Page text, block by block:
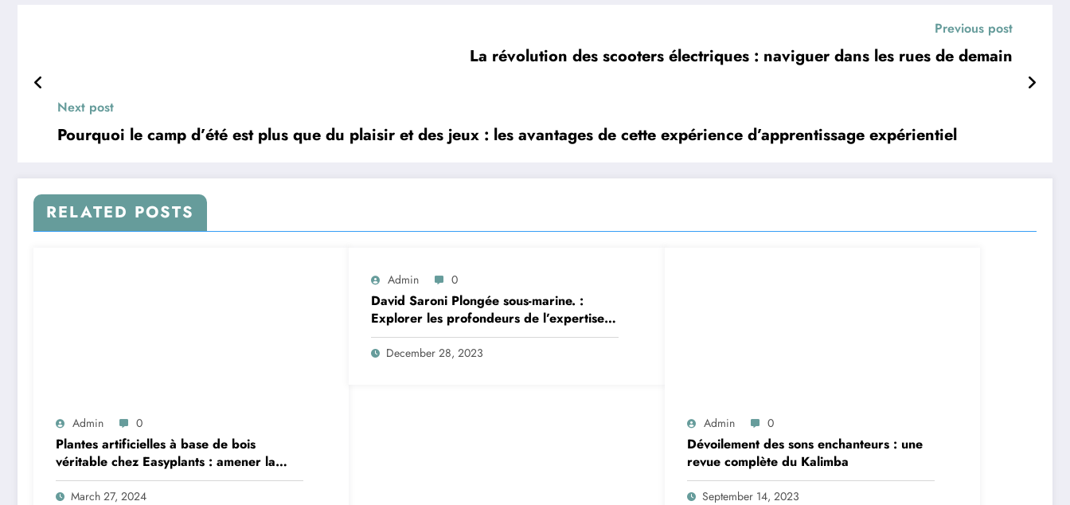
Previous post
La révolution des scooters électriques : naviguer dans les rues de demain
Next post
Pourquoi le camp d’été est plus que du plaisir et des jeux : les avantages de cette expérience d’apprentissage expérientiel
RELATED POSTS
Admin 0
Plantes artificielles à base de bois
véritable chez Easyplants : amener la
nature à l’intérieur
March 27, 2024
Admin 0
David Saroni Plongée sous-marine. :
Explorer les profondeurs de l’expertise
en plongée
December 28, 2023
Admin 0
Dévoilement des sons enchanteurs : une
revue complète du Kalimba
September 14, 2023